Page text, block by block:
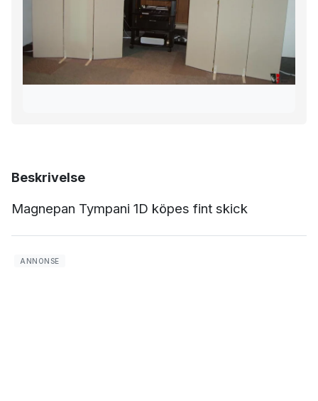
Beskrivelse
Magnepan Tympani 1D köpes fint skick